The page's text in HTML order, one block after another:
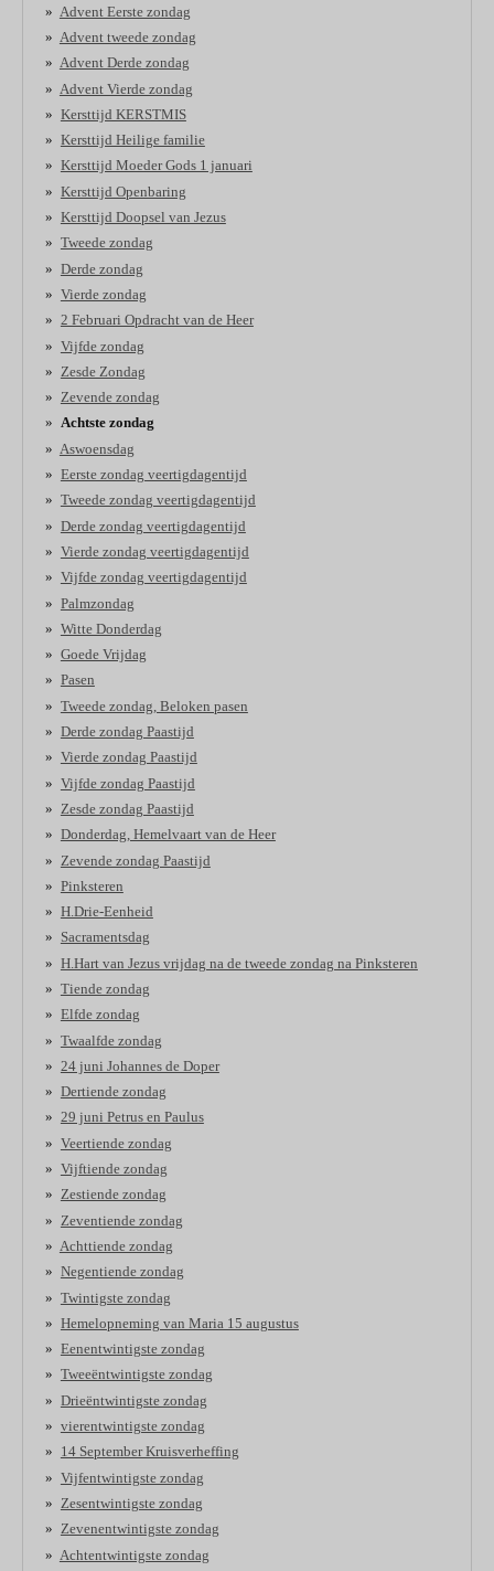
Advent Eerste zondag
Advent tweede zondag
Advent Derde zondag
Advent Vierde zondag
Kersttijd KERSTMIS
Kersttijd Heilige familie
Kersttijd Moeder Gods 1 januari
Kersttijd Openbaring
Kersttijd Doopsel van Jezus
Tweede zondag
Derde zondag
Vierde zondag
2 Februari Opdracht van de Heer
Vijfde zondag
Zesde Zondag
Zevende zondag
Achtste zondag
Aswoensdag
Eerste zondag veertigdagentijd
Tweede zondag veertigdagentijd
Derde zondag veertigdagentijd
Vierde zondag veertigdagentijd
Vijfde zondag veertigdagentijd
Palmzondag
Witte Donderdag
Goede Vrijdag
Pasen
Tweede zondag, Beloken pasen
Derde zondag Paastijd
Vierde zondag Paastijd
Vijfde zondag Paastijd
Zesde zondag Paastijd
Donderdag, Hemelvaart van de Heer
Zevende zondag Paastijd
Pinksteren
H.Drie-Eenheid
Sacramentsdag
H.Hart van Jezus vrijdag na de tweede zondag na Pinksteren
Tiende zondag
Elfde zondag
Twaalfde zondag
24 juni Johannes de Doper
Dertiende zondag
29 juni Petrus en Paulus
Veertiende zondag
Vijftiende zondag
Zestiende zondag
Zeventiende zondag
Achttiende zondag
Negentiende zondag
Twintigste zondag
Hemelopneming van Maria 15 augustus
Eenentwintigste zondag
Tweeëntwintigste zondag
Drieëntwintigste zondag
vierentwintigste zondag
14 September Kruisverheffing
Vijfentwintigste zondag
Zesentwintigste zondag
Zevenentwintigste zondag
Achtentwintigste zondag